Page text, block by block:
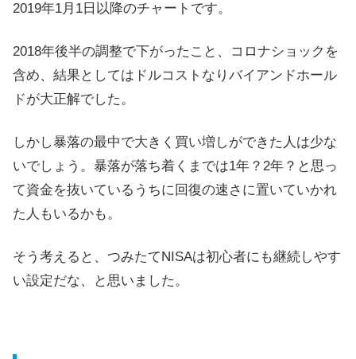
2019年1月1日以降のチャートです。
2018年後半の調整で下がったこと、コロナショックを
含め、結果としてはドルコストなりバイアンドホール
ドが大正解でした。
しかし暴落の最中で大きく買い増しができた人は少な
いでしょう。暴落が落ち着くまでは1年？2年？と思っ
て資金を抜いているうちに回復の速さに置いていかれ
た人もいるかも。
そう考えると、つみたてNISAは初心者にも継続しやす
い設定だな、と思いました。